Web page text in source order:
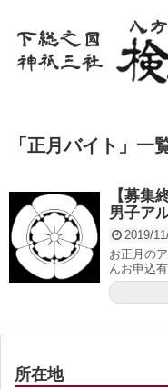
「 正月バイト 」 一
【募集
男子ア
2019/
お正月の
んお申込
所在地